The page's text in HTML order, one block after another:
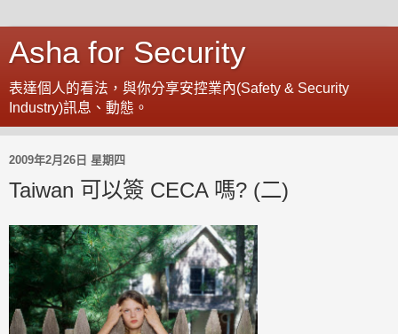
Asha for Security
表達個人的看法，與你分享安控業內(Safety & Security
Industry)訊息、動態。
2009年2月26日 星期四
Taiwan 可以簽 CECA 嗎? (二)